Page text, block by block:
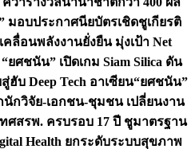
มอบประกาศนียบัตรเชิดชูเกียรติ
ลื่อนพลังงานยั่งยืน มุ่งเป้า Net
ยศชนัน” เปิดเกม Siam Silica ดัน
บ Deep Tech อาเซียน“ยศชนัน”
นักวิจัย-เอกชน-ชุมชน เปลี่ยนงาน
ศสรพ. ครบรอบ 17 ปี ชูมาตรฐาน
Health ยกระดับระบบสุขภาพ